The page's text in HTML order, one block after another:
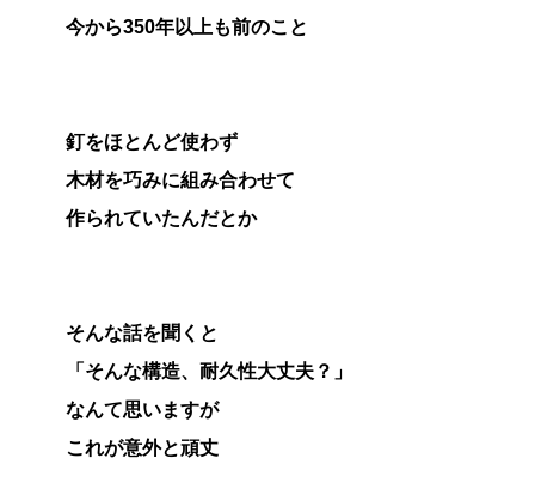
今から350年以上も前のこと
釘をほとんど使わず
木材を巧みに組み合わせて
作られていたんだとか
そんな話を聞くと
「そんな構造、耐久性大丈夫？」
なんて思いますが
これが意外と頑丈